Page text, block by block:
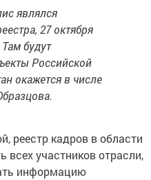
являлся
27 октября
будут
Российской
окажется в числе
реестр кадров в области
всех участников отрасли,
информацию